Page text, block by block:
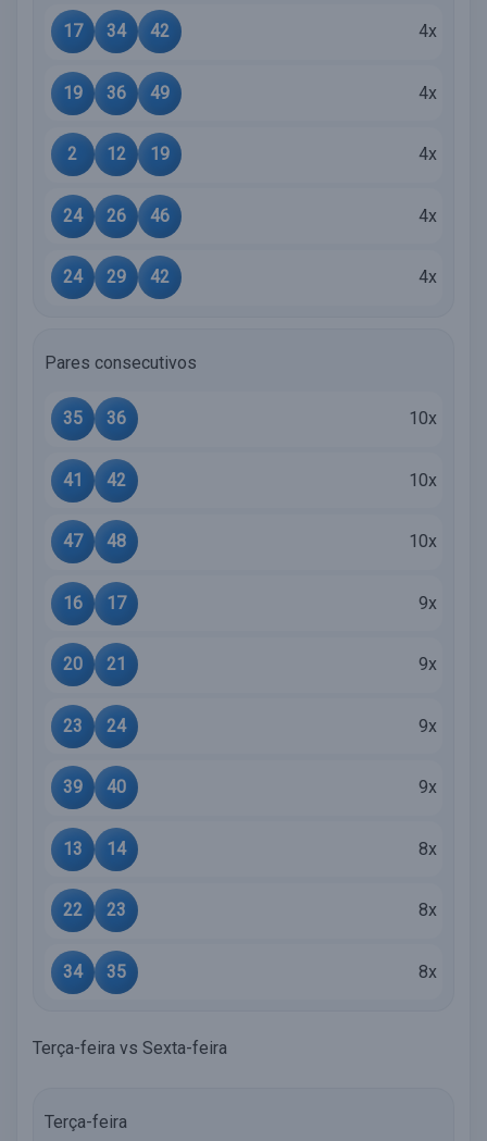
17 34 42 4x
19 36 49 4x
2 12 19 4x
24 26 46 4x
24 29 42 4x
Pares consecutivos
35 36 10x
41 42 10x
47 48 10x
16 17 9x
20 21 9x
23 24 9x
39 40 9x
13 14 8x
22 23 8x
34 35 8x
Terça-feira vs Sexta-feira
Terça-feira